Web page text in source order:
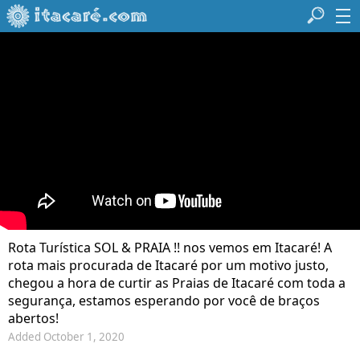
Rota Turística SOL & PRAIA !! nos vemos em Itacaré! A
rota mais procurada de Itacaré por um motivo justo,
chegou a hora de curtir as Praias de Itacaré com toda a
segurança, estamos esperando por você de braços
abertos!
Added October 1, 2020